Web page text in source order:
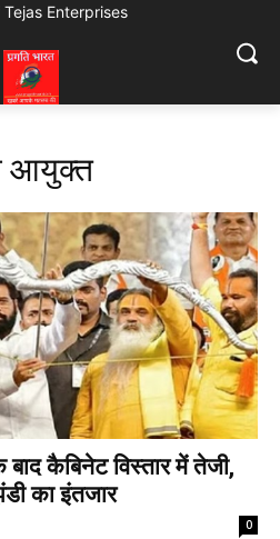
Enterprises
आयुक्त
कैबिनेट विस्तार में तेजी,
का इंतजार
0